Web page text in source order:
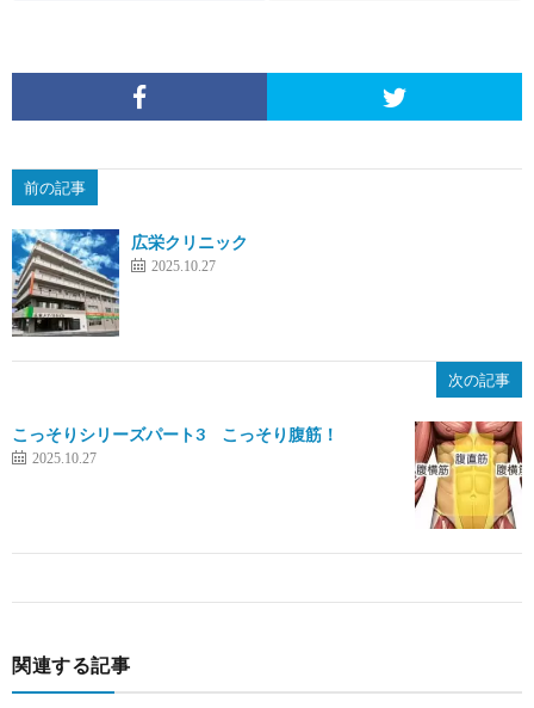
前の記事
広栄クリニック
2025.10.27
次の記事
こっそりシリーズパート3 こっそり腹筋！
2025.10.27
関連する記事